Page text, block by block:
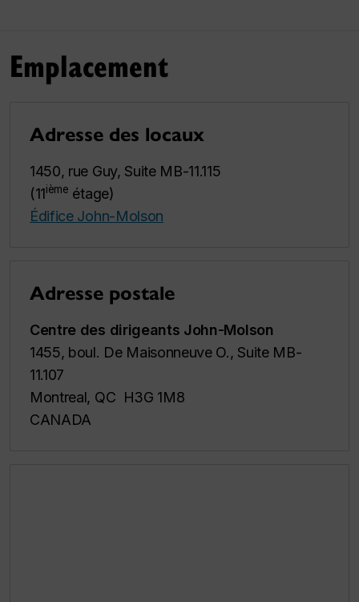
Emplacement
Adresse des locaux
1450, rue Guy, Suite MB-11.115
(11ième étage)
Édifice John-Molson
Adresse postale
Centre des dirigeants John-Molson
1455, boul. De Maisonneuve O., Suite MB-
11.107
Montreal, QC H3G 1M8
CANADA